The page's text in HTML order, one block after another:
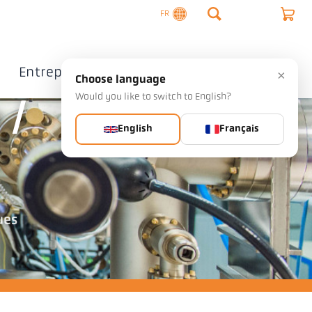
FR
Entreprise Contact
/
×
Choose language
Would you like to switch to English?
English Français